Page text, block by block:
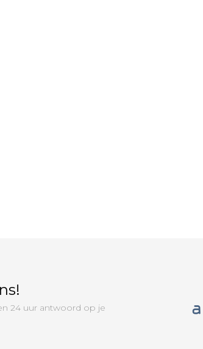
24 uur antwoord op je